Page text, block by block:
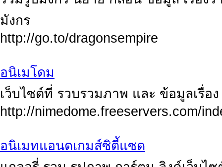
มังกร
http://go.to/dragonsempire
อนิเมโดม
เว็บไซต์ที่ รวบรวมภาพ และ ข้อมูลเรื่อ
http://nimedome.freeservers.com/
อนิเมทแอนดเกมส์ซิตี้แซด